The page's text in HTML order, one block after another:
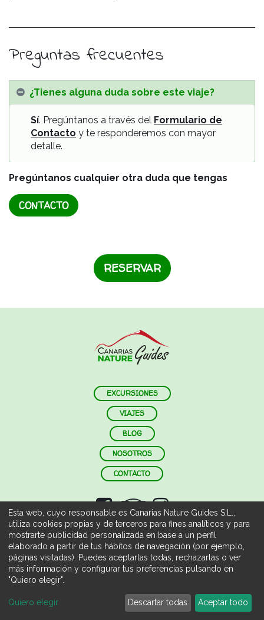
Itinerario Servicios Precios Preguntas Opiniones
Preguntas frecuentes
¿Tienes alguna duda sobre este viaje?
Sí. Pregúntanos a través del Formulario de
Contacto y te responderemos con mayor
detalle.
Pregúntanos cualquier otra duda que tengas
CONTACTO
RESERVAR
EXCURSIONES
VIAJES
BLOG
NOSOTROS
CONTACTO
Canarias Nature Guides
Canarias Nature Guides S.L.
B76693209
Turismo Activo
Senderismo TA-4-0003209.36
Esta web, cuyo responsable es Canarias Nature Guides S.L.,
utiliza cookies propias y de terceros para fines analíticos y para
mostrarte publicidad personalizada en base a un perfil
elaborado a partir de tus hábitos de navegación (por ejemplo,
páginas visitadas). Puedes aceptarlas todas, rechazarlas o ver
más información y configurar tus preferencias pulsando en
"Quiero elegir".
Quiero elegir Descartar todas Aceptar todo